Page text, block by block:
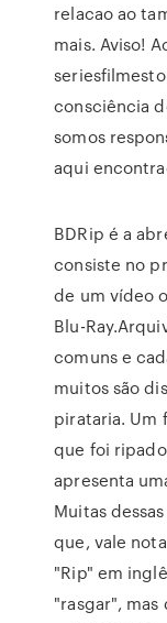
relacao ao
mais. Aviso!
consciência
somos
aqui
BDRip é a
consiste no
de um vídeo
Blu-
comuns e
muitos são
pirataria. Um
que foi
apresenta
Muitas
que, vale
"Rip" em
"rasgar",